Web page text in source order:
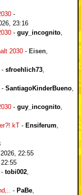
-
23:16
- guy_incognito,
2030 - Eisen,
- sfroehlich73,
- SantiagoKinderBueno,
- guy_incognito,
kT - Ensiferum,
22:55
- tobi002,
- PaBe,